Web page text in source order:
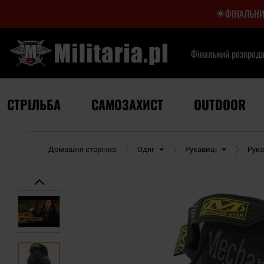
Фінальний
СТРІЛЬБА САМОЗАХИСТ OUTDOOR
Домашня сторінка Одяг Рукавиці